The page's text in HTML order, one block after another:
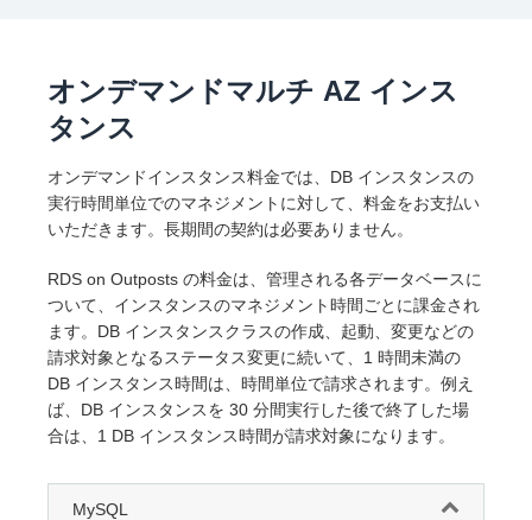
オンデマンドマルチ AZ インス
タンス
オンデマンドインスタンス料金では、DB インスタンスの
実行時間単位でのマネジメントに対して、料金をお支払い
いただきます。長期間の契約は必要ありません。
RDS on Outposts の料金は、管理される各データベースに
ついて、インスタンスのマネジメント時間ごとに課金され
ます。DB インスタンスクラスの作成、起動、変更などの
請求対象となるステータス変更に続いて、1 時間未満の
DB インスタンス時間は、時間単位で請求されます。例え
ば、DB インスタンスを 30 分間実行した後で終了した場
合は、1 DB インスタンス時間が請求対象になります。
MySQL